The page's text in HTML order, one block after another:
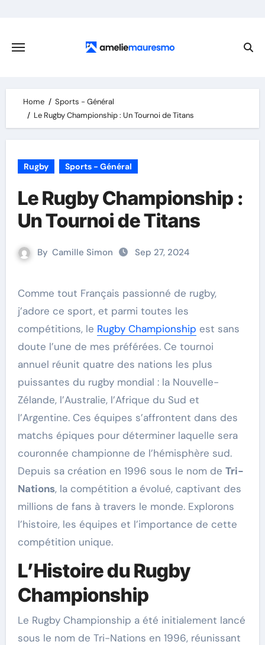
content
Home
Sports - Général
Le Rugby Championship : Un Tournoi de Titans
Rugby Sports - Général
Le Rugby Championship :
Un Tournoi de Titans
By Camille Simon Sep 27, 2024
Comme tout Français passionné de rugby,
j’adore ce sport, et parmi toutes les
compétitions, le Rugby Championship est sans
doute l’une de mes préférées. Ce tournoi
annuel réunit quatre des nations les plus
puissantes du rugby mondial : la Nouvelle-
Zélande, l’Australie, l’Afrique du Sud et
l’Argentine. Ces équipes s’affrontent dans des
matchs épiques pour déterminer laquelle sera
couronnée championne de l’hémisphère sud.
Depuis sa création en 1996 sous le nom de Tri-
Nations, la compétition a évolué, captivant des
millions de fans à travers le monde. Explorons
l’histoire, les équipes et l’importance de cette
compétition unique.
L’Histoire du Rugby
Championship
Le Rugby Championship a été initialement lancé
sous le nom de Tri-Nations en 1996, réunissant